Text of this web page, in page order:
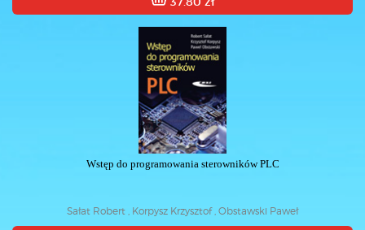
Wstęp do programowania sterowników PLC
Sałat Robert , Korpysz Krzysztof , Obstawski Paweł